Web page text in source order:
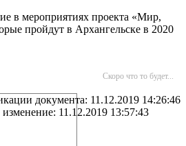
в мероприятиях проекта «Мир,
пройдут в Архангельске в 2020
Скоро что то будет...
документа: 11.12.2019 14:26:46
11.12.2019 13:57:43